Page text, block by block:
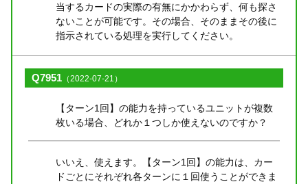
当するカードの実際の有無にかかわらず、何も探さ
ないことが可能です。その場合、そのままその後に
指示されている処理を実行してください。
Q7951 （2022-07-21）
【ターン1回】の能力を持っているユニットが複数
枚いる場合、どれか１つしか使えないのですか？
いいえ、使えます。【ターン1回】の能力は、カー
ドごとにそれぞれ各ターンに１回使うことができま